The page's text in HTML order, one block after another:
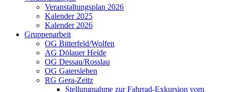
Veranstaltungsplan 2026
Kalender 2025
Kalender 2026
Gruppenarbeit
OG Bitterfeld/Wolfen
AG Dölauer Heide
OG Dessau/Rosslau
OG Gatersleben
RG Gera-Zeitz
Stellungnahme zur Fahrrad-Exkursion vom